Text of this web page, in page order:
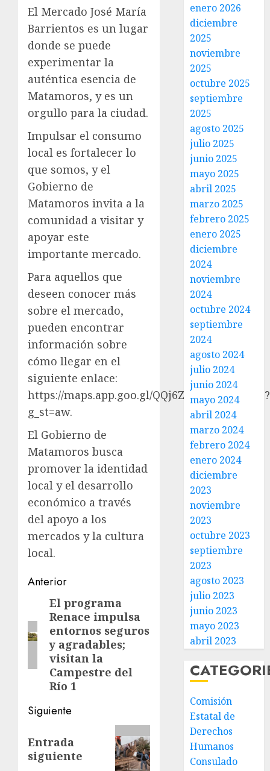
El Mercado José María
Barrientos es un lugar
donde se puede
experimentar la
auténtica esencia de
Matamoros, y es un
orgullo para la ciudad.
Impulsar el consumo
local es fortalecer lo
que somos, y el
Gobierno de
Matamoros invita a la
comunidad a visitar y
apoyar este
importante mercado.
Para aquellos que
deseen conocer más
sobre el mercado,
pueden encontrar
información sobre
cómo llegar en el
siguiente enlace:
https://maps.app.goo.gl/QQj6ZVduR3gRw35F9?
g_st=aw.
El Gobierno de
Matamoros busca
promover la identidad
local y el desarrollo
económico a través
del apoyo a los
mercados y la cultura
local.
Post
navigation
Anterior
Entrada
anterior:
El programa
Renace impulsa
entornos seguros
y agradables;
visitan la
Campestre del
Río 1
Siguiente
entrada:
Entrada
siguiente
enero 2026
diciembre
2025
noviembre
2025
octubre 2025
septiembre
2025
agosto 2025
julio 2025
junio 2025
mayo 2025
abril 2025
marzo 2025
febrero 2025
enero 2025
diciembre
2024
noviembre
2024
octubre 2024
septiembre
2024
agosto 2024
julio 2024
junio 2024
mayo 2024
abril 2024
marzo 2024
febrero 2024
enero 2024
diciembre
2023
noviembre
2023
octubre 2023
septiembre
2023
agosto 2023
julio 2023
junio 2023
mayo 2023
abril 2023
Comisión
Estatal de
Derechos
Humanos
Consulado